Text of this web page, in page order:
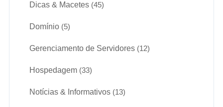
Dicas & Macetes (45)
Domínio (5)
Gerenciamento de Servidores (12)
Hospedagem (33)
Notícias & Informativos (13)